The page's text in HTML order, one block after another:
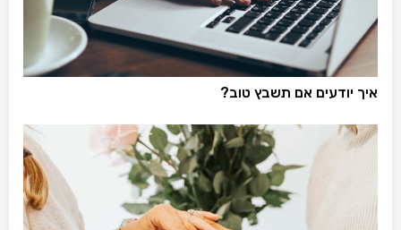
איך יודעים אם תשבץ טוב?